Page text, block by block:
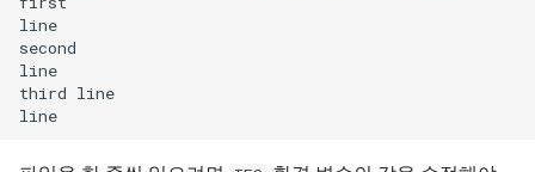
line
second
line
third line